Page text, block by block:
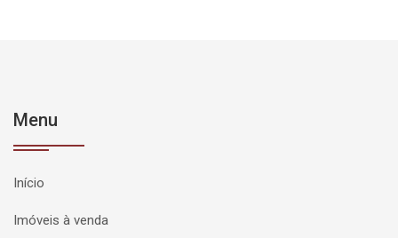
Menu
Início
Imóveis à venda